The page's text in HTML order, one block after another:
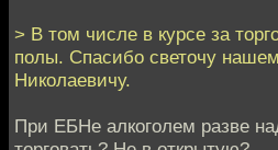
> В том числе в курсе за
полы. Спасибо светочу
Николаевичу.
При ЕБНе алкоголем разве